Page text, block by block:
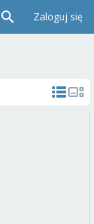
Zaloguj się